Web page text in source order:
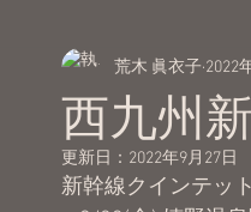
西九州
荒木 眞衣子 2022
更新日： 2022年9月27日
新幹線クインテット